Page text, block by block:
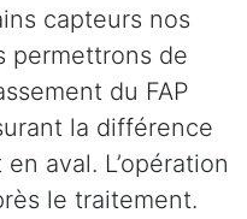
capteurs nos
permettrons de
du FAP
la différence
aval. L’opération
le traitement.